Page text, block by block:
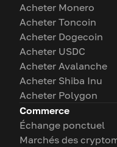
Acheter Monero
Acheter Toncoin
Acheter Dogecoin
Acheter USDC
Acheter Avalanche
Acheter Shiba Inu
Acheter Polygon
Commerce
Échange ponctuel
Marchés des